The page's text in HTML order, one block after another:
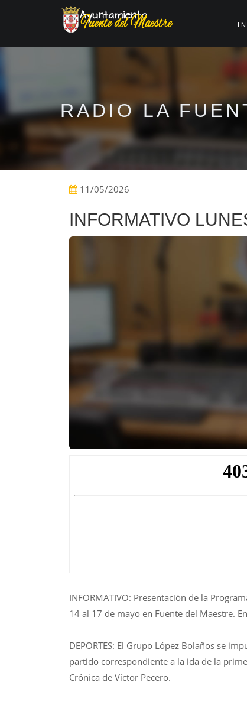
RADIO LA
11/05/2026
INFORMATIVO
INFORMATIVO: Presentación de la
14 al 17 de mayo en Fuente del Maestre.
DEPORTES: El Grupo López Bolaños se
partido correspondiente a la ida de la
Crónica de Víctor Pecero.